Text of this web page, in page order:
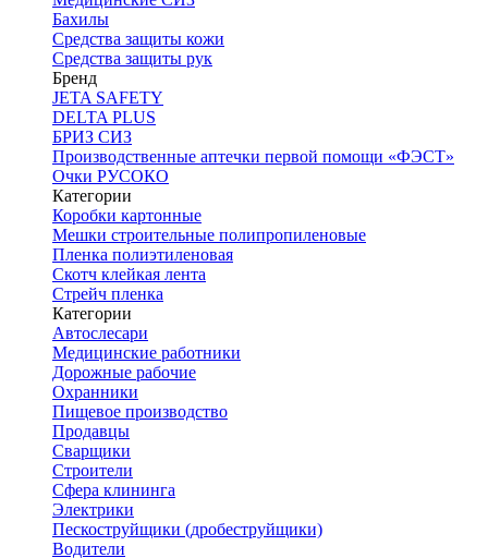
Бахилы
Средства защиты кожи
Средства защиты рук
Бренд
JETA SAFETY
DELTA PLUS
БРИЗ СИЗ
Производственные аптечки первой помощи «ФЭСТ»
Очки РУСОКО
Категории
Коробки картонные
Мешки строительные полипропиленовые
Пленка полиэтиленовая
Скотч клейкая лента
Стрейч пленка
Категории
Автослесари
Медицинские работники
Дорожные рабочие
Охранники
Пищевое производство
Продавцы
Сварщики
Строители
Сфера клининга
Электрики
Пескоструйщики (дробеструйщики)
Водители